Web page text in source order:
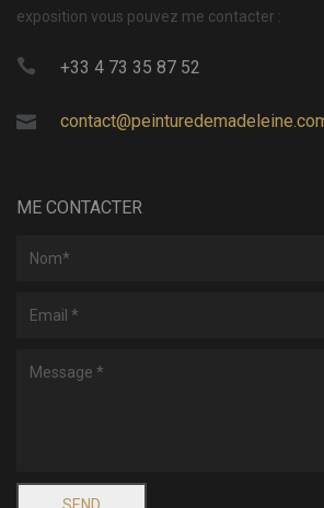
exposition vous pouvez me contacter :
+33 4 73 35 87 52
ME CONTACTER